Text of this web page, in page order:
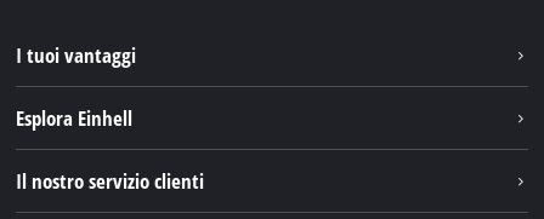
I tuoi vantaggi
Esplora Einhell
Il nostro servizio clienti